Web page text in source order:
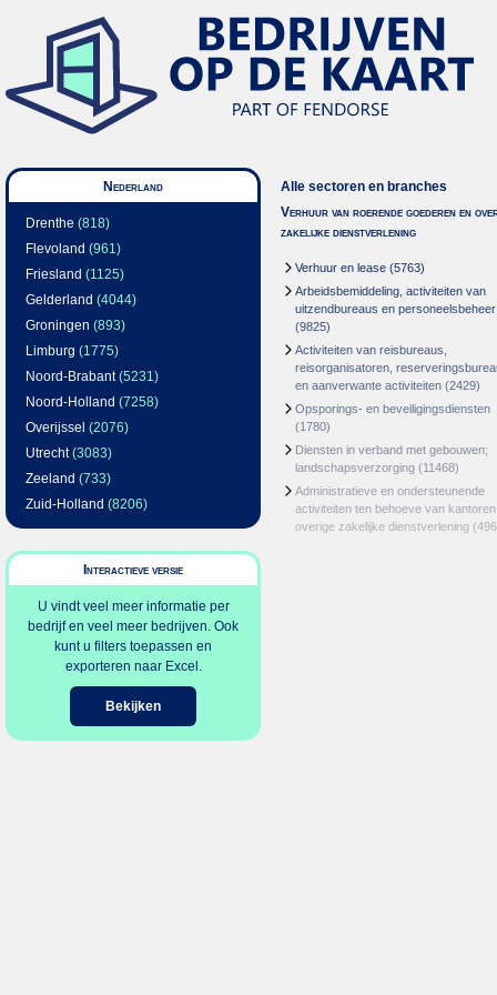
Nederland
Drenthe (818)
Flevoland (961)
Friesland (1125)
Gelderland (4044)
Groningen (893)
Limburg (1775)
Noord-Brabant(5231)
Noord-Holland (7258)
Overijssel (2076)
Utrecht(3083)
Zeeland (733)
Zuid-Holland (8206)
Interactieve versie
U vindt veel meer informatie per
bedrijf en veel meer bedrijven. Ook
kunt u filters toepassen en
exporteren naar Excel.
Bekijken
Alle sectoren en branches
Verhuur van roerende goederen en
zakelijke dienstverlening
Verhuur en lease (5763)
Arbeidsbemiddeling, activiteiten van
uitzendbureaus en personeelsbeheer
(9825)
Activiteiten van reisbureaus,
reisorganisatoren,
en aanverwante activiteiten (2429)
Opsporings- en beveiligingsdiensten
(1780)
Diensten in verband met gebouwen;
landschapsverzorging (11468)
Administratieve en ondersteunende
activiteiten ten behoeve van
overige zakelijke dienstverlening